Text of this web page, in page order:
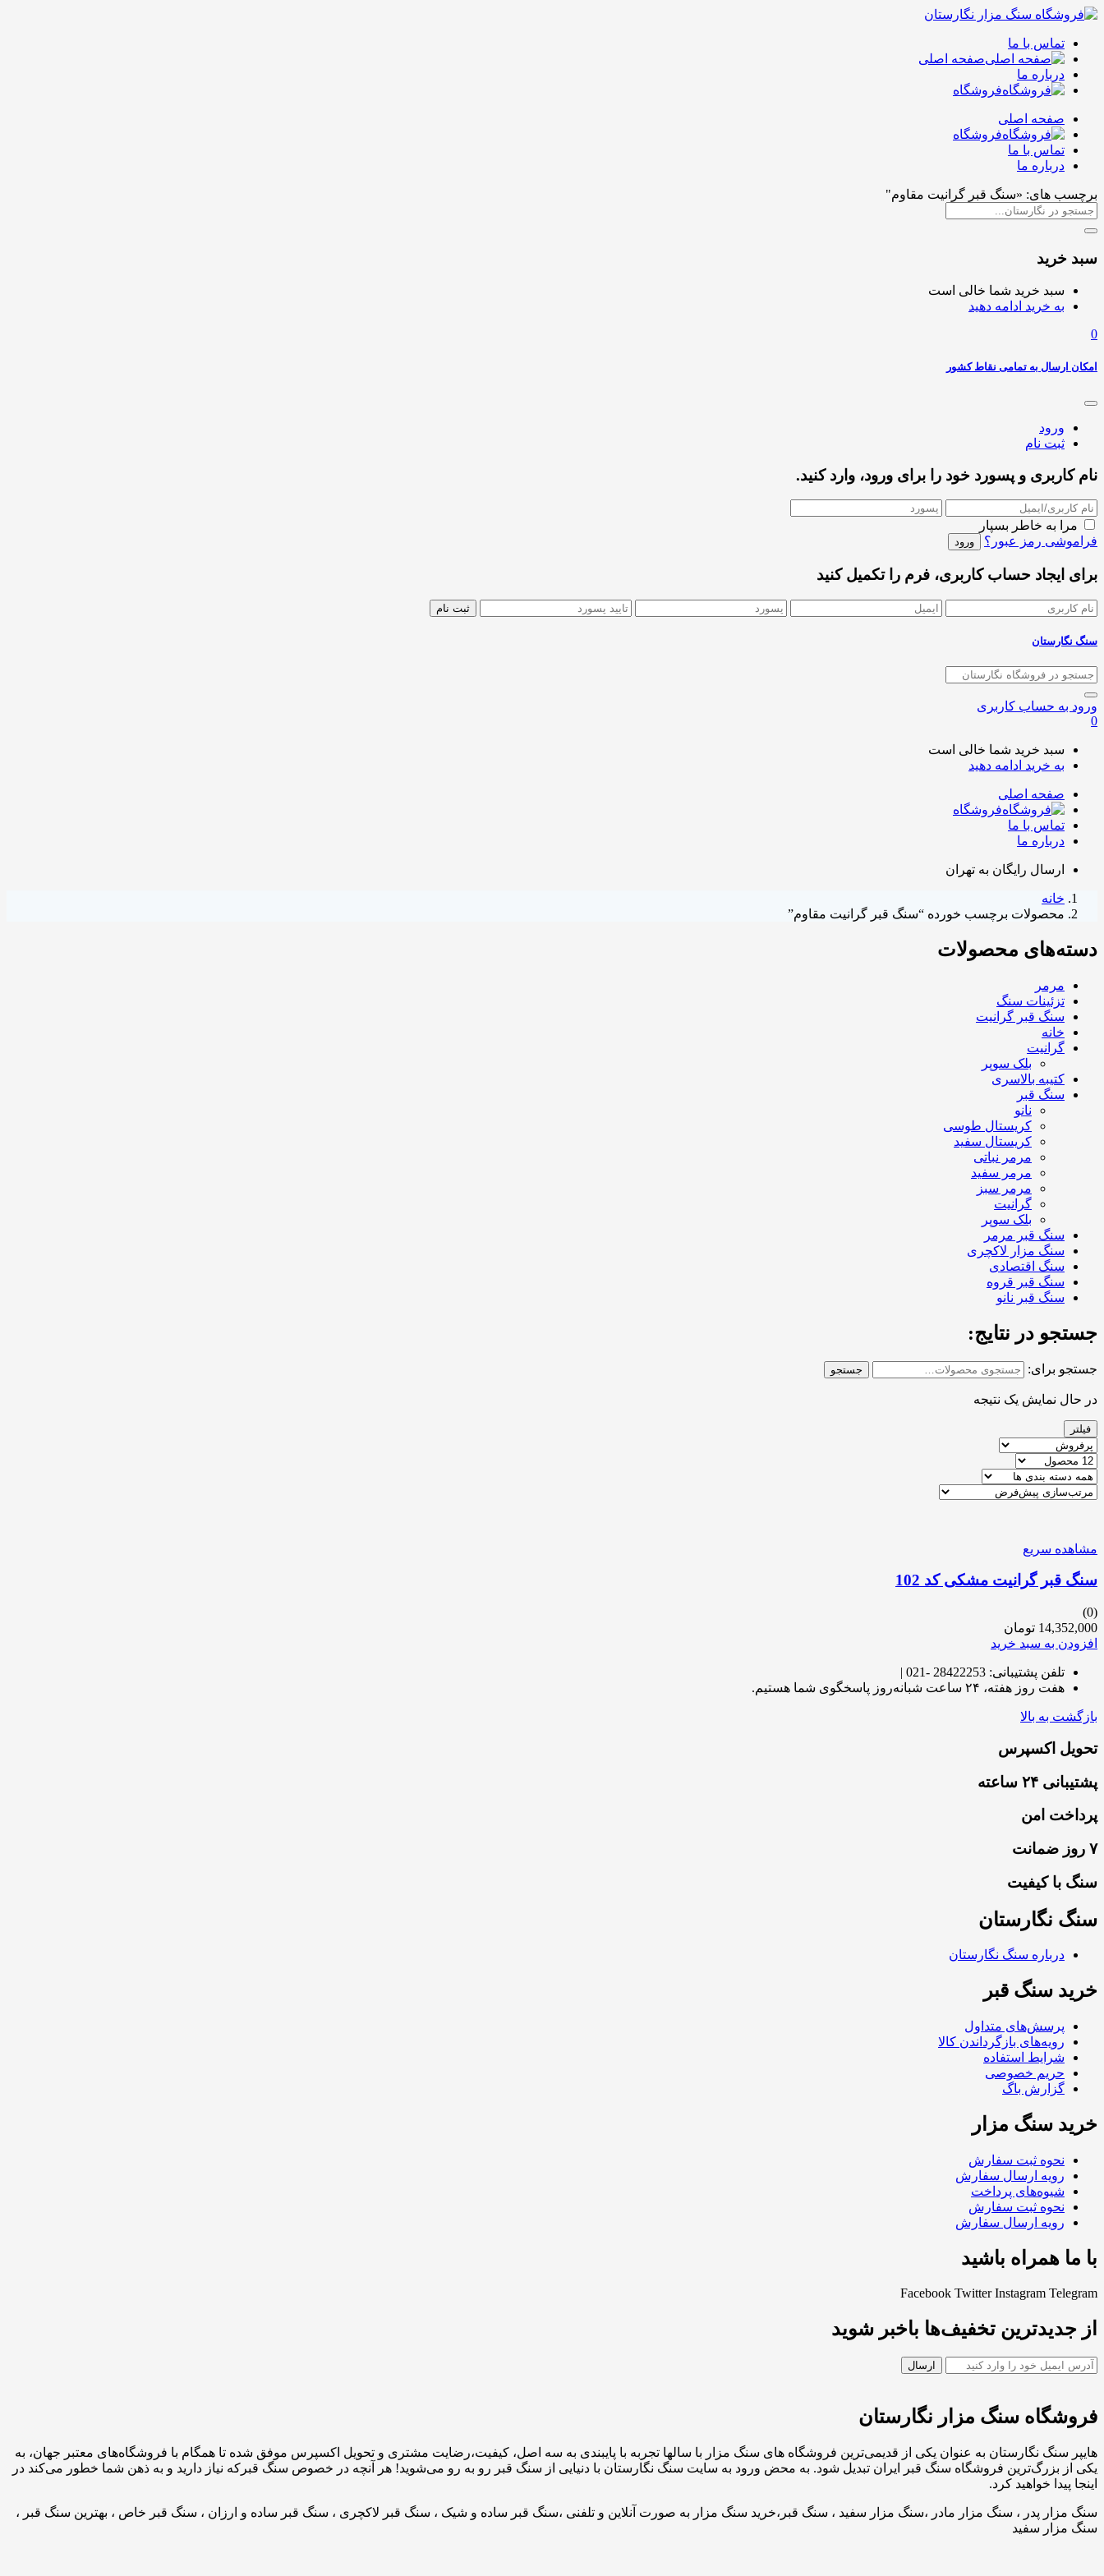
تماس با ما
صفحه اصلی
درباره ما
فروشگاه
صفحه اصلی
فروشگاه
تماس با ما
درباره ما
برچسب های: «سنگ قبر گرانیت مقاوم"
سبد خرید
سبد خرید شما خالی است
به خرید ادامه دهید
0
امکان ارسال به تمامی نقاط کشور
ورود
ثبت نام
نام کاربری و پسورد خود را برای ورود، وارد کنید.
مرا به خاطر بسپار
فراموشی رمز عبور؟
برای ایجاد حساب کاربری، فرم را تکمیل کنید
سنگ نگارستان
ورود به حساب کاربری
0
سبد خرید شما خالی است
به خرید ادامه دهید
صفحه اصلی
فروشگاه
تماس با ما
درباره ما
ارسال رایگان به تهران
خانه
محصولات برچسب خورده “سنگ قبر گرانیت مقاوم”
دسته‌های محصولات
مرمر
تزئینات سنگ
سنگ قبر گرانیت
خانه
گرانیت
بلک سوپر
کتیبه بالاسری
سنگ قبر
نانو
کریستال طوسی
کریستال سفید
مرمر نباتی
مرمر سفید
مرمر سبز
گرانیت
بلک سوپر
سنگ قبر مرمر
سنگ مزار لاکچری
سنگ اقتصادی
سنگ قبر قروه
سنگ قبر نانو
جستجو در نتایج:
جستجو برای: جستجو
در حال نمایش یک نتیجه
فیلتر
مشاهده سریع
سنگ قبر گرانیت مشکی کد 102
(0)
14,352,000 تومان
افزودن به سبد خرید
تلفن پشتیبانی: 28422253 -021 |
هفت روز هفته، ۲۴ ساعت شبانه‌روز پاسخگوی شما هستیم.
بازگشت به بالا
تحویل اکسپرس
پشتیبانی ۲۴ ساعته
پرداخت امن
۷ روز ضمانت
سنگ با کیفیت
سنگ نگارستان
درباره سنگ نگارستان
خرید سنگ قبر
پرسش‌های متداول
رویه‌های بازگرداندن کالا
شرایط استفاده
حریم خصوصی
گزارش باگ
خرید سنگ مزار
نحوه ثبت سفارش
رویه ارسال سفارش
شیوه‌های پرداخت
نحوه ثبت سفارش
رویه ارسال سفارش
با ما همراه باشید
Facebook Twitter Instagram Telegram
از جدیدترین تخفیف‌ها باخبر شوید
فروشگاه سنگ مزار نگارستان
هایپر سنگ نگارستان به عنوان یکی از قدیمی‌ترین فروشگاه های سنگ مزار با سالها تجربه با پایبندی به سه اصل، کیفیت،رضایت مشتری و تحویل اکسپرس موفق شده تا همگام با فروشگاه‌های معتبر جهان، به
یکی از بزرگ‌ترین فروشگاه سنگ قبر ایران تبدیل شود. به محض ورود به سایت سنگ نگارستان با دنیایی از سنگ قبر رو به رو می‌شوید! هر آنچه در خصوص سنگ قبرکه نیاز دارید و به ذهن شما خطور می‌کند در
اینجا پیدا خواهید کرد.
سنگ مزار پدر ، سنگ مزار مادر ،سنگ مزار سفید ، سنگ قبر،خرید سنگ مزار به صورت آنلاین و تلفنی ،سنگ قبر ساده و شیک ، سنگ قبر لاکچری ، سنگ قبر ساده و ارزان ، سنگ قبر خاص ، بهترین سنگ قبر ،
سنگ مزار سفید